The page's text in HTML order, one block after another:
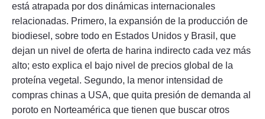
está atrapada por dos dinámicas internacionales
relacionadas. Primero, la expansión de la producción de
biodiesel, sobre todo en Estados Unidos y Brasil, que
dejan un nivel de oferta de harina indirecto cada vez más
alto; esto explica el bajo nivel de precios global de la
proteína vegetal. Segundo, la menor intensidad de
compras chinas a USA, que quita presión de demanda al
poroto en Norteamérica que tienen que buscar otros